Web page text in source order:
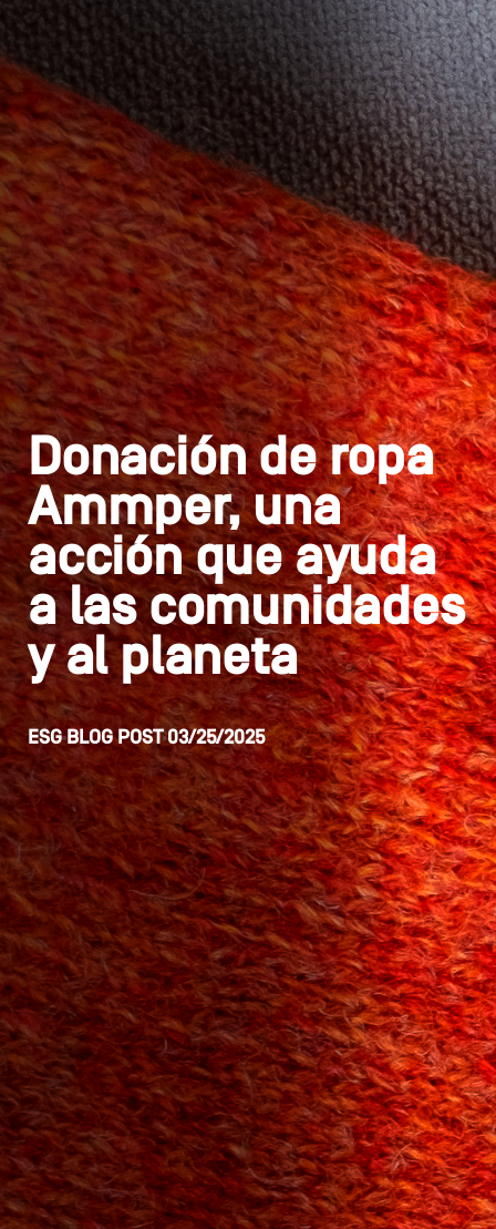
Donación de ropa
Ammper, una
acción que ayuda
a las comunidades
y al planeta
ESG BLOG POST 03/25/2025